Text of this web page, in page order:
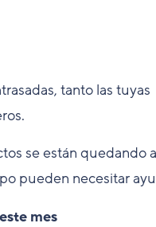
tanto las tuyas
se están quedando
pueden necesitar
mes